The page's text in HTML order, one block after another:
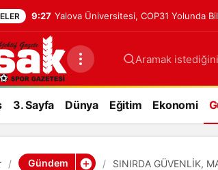
9:27 Yalova Üniversitesi, COP31 Yolunda
Aramak
3. Sayfa Dünya Eğitim Ekonomi
Gündem
SINIRDA GÜVENLİK,